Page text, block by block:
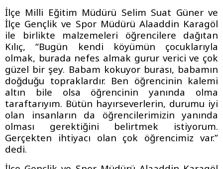
İlçe Milli Eğitim Müdürü Selim Suat Güner ve
İlçe Gençlik ve Spor Müdürü Alaaddin Karagöl
ile birlikte malzemeleri öğrencilere dağıtan
Kılıç, “Bugün kendi köyümün çocuklarıyla
olmak, burada nefes almak gurur verici ve çok
güzel bir şey. Babam kokuyor burası, babamın
doğduğu topraklardır. Ben öğrencinin kalemi
altın bile olsa öğrencinin yanında olma
taraftarıyım. Bütün hayırseverlerin, durumu iyi
olan insanların da öğrencilerimizin yanında
olması gerektiğini belirtmek istiyorum.
Gerçekten ihtiyacı olan çok öğrencimiz var.”
dedi.